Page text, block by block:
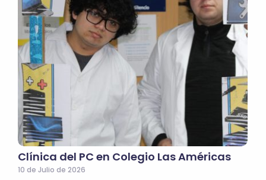
Clínica del PC en Colegio Las Américas
10 de Julio de 2026